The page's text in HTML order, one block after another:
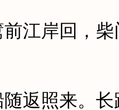
岸回，柴
照来。长